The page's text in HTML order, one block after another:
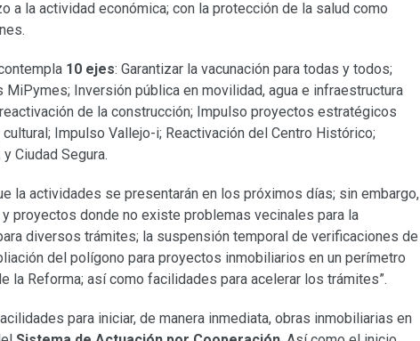
a la actividad económica; con la protección de la salud como
10 ejes: Garantizar la vacunación para todas y todos;
Inversión pública en movilidad, agua e infraestructura
de la construcción; Impulso proyectos estratégicos
Impulso Vallejo-i; Reactivación del Centro Histórico;
Ciudad Segura.
la actividades se presentarán en los próximos días; sin embargo,
proyectos donde no existe problemas vecinales para la
diversos trámites; la suspensión temporal de verificaciones de
del polígono para proyectos inmobiliarios en un perímetro
la Reforma; así como facilidades para acelerar los trámites”.
para iniciar, de manera inmediata, obras inmobiliarias en